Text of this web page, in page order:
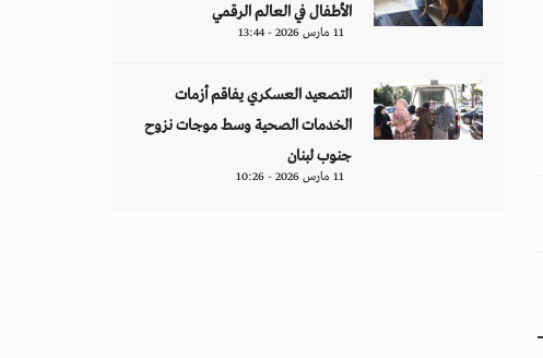
الأطفال في العالم الرقمي
11 مارس 2026 - 13:44
التصعيد العسكري يفاقم أزمات
الخدمات الصحية وسط موجات نزوح
جنوب لبنان
11 مارس 2026 - 10:26